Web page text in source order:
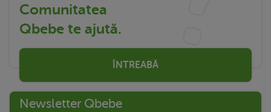
Comunitatea
Qbebe te ajută.
ÎNTREABĂ
Newsletter Qbebe